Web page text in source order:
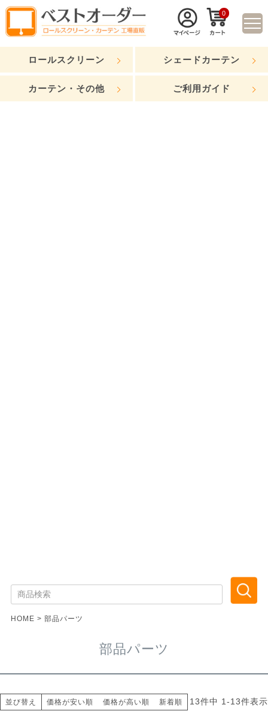
0
ロールスクリーン シェードカーテン
カーテン・その他 ご利用ガイド
HOME 部品パーツ
部品パーツ
並び替え 価格が安い順 価格が高い順 新着順 13件中 1-13件表示